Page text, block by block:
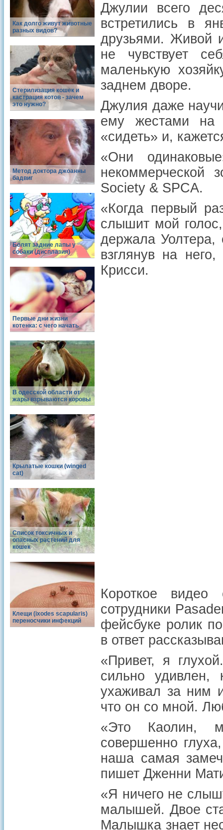
Как долго живут животные
разных видов?
Стерилизация кошек и
кастрация котов - зачем
это нужно?
Метод доктора джоанны
бадвиг
Болят задние лапы у
собаки (дисплазия)
Первые дни жизни
котенка: с чего начать
В одесской области от
жары взрываются коровы
Крылатые кошки (winged
cat)
Список токсичных и
опасных растений для
кошек
Клещи (ixodes scapularis)
переносчики инфекций
Джулии всего
встретились в
друзьями. Живой
не чувствует
маленькую
заднем дворе.
Джулия даже
ему жестами на
«сидеть» и,
«Они
некоммерческой
Society & SPCA.
«Когда первый
слышит мой
держала
взглянув на
Крисси.
Короткое
сотрудники
фейсбуке ролик
в ответ
«Привет, я
сильно
ухаживал за ним
что он со мной.
«Это Каолин,
совершенно
наша самая
пишет Дженни
«Я ничего не
малышей. Двое
Малышка знает